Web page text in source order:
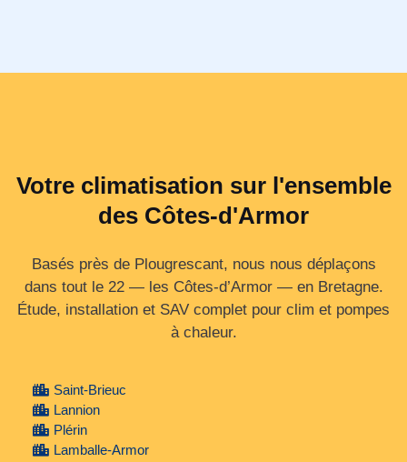
Votre climatisation sur l'ensemble
des Côtes-d'Armor
Basés près de Plougrescant, nous nous déplaçons
dans tout le 22 — les Côtes‑d’Armor — en Bretagne.
Étude, installation et SAV complet pour clim et pompes
à chaleur.
Saint-Brieuc
Lannion
Plérin
Lamballe-Armor